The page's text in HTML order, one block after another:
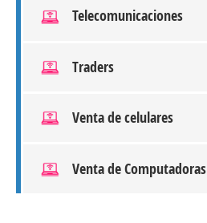
Telecomunicaciones
Traders
Venta de celulares
Venta de Computadoras